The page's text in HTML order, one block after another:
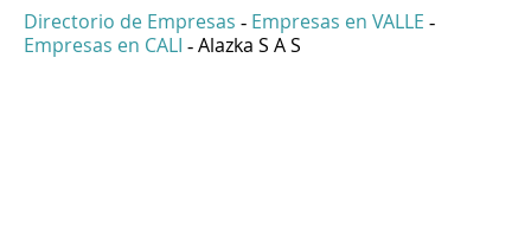
Directorio de Empresas - Empresas en VALLE -
Empresas en CALI - Alazka S A S